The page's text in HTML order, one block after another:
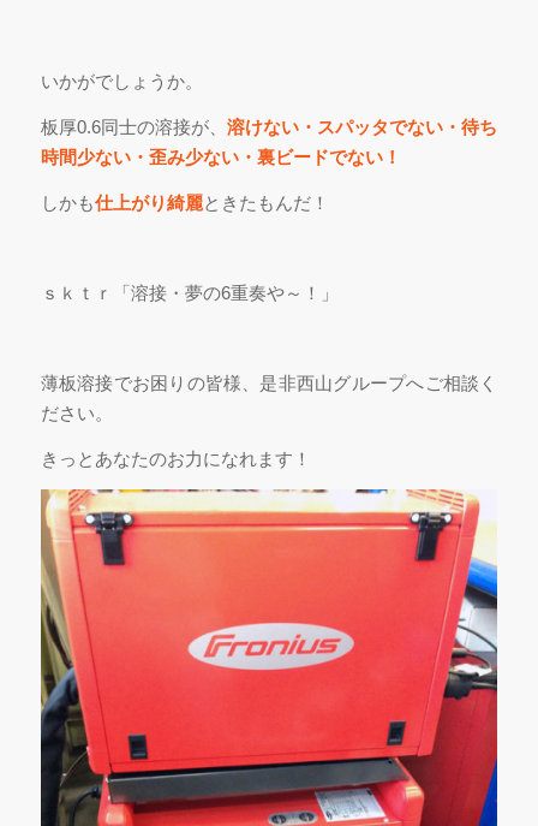
いかがでしょうか。
板厚0.6同士の溶接が、 溶けない・スパッタでない・待ち
時間少ない・歪み少ない・裏ビードでない！
しかも仕上がり綺麗ときたもんだ！
ｓｋｔｒ「溶接・夢の6重奏や～！」
薄板溶接でお困りの皆様、是非西山グループへご相談く
ださい。
きっとあなたのお力になれます！